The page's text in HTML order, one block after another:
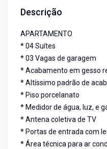
Descrição
APARTAMENTO
* 04 Suítes
* 03 Vagas de garagem
* Acabamento em gesso
* Altíssimo padrão de
* Piso porcelanato
* Medidor de água, luz, e
* Antena coletiva de TV
* Portas de entrada com
* Área técnica para ar